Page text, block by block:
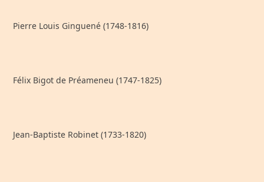
Pierre Louis Ginguené (1748-1816)
Félix Bigot de Préameneu (1747-1825)
Jean-Baptiste Robinet (1733-1820)